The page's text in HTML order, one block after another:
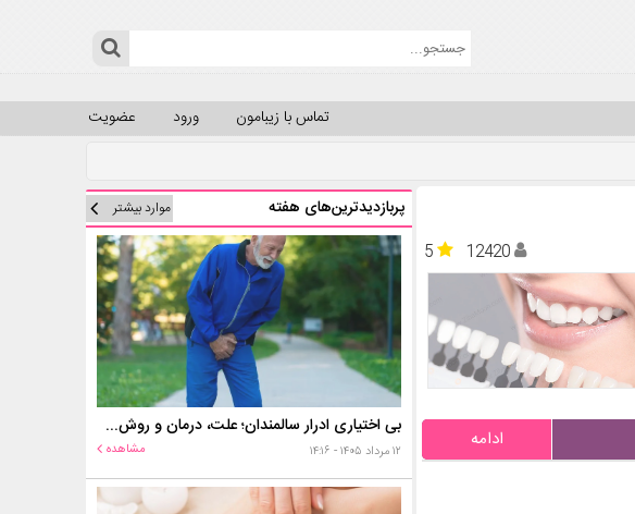
عضویت ورود تماس با زیبامون
5
12420
ادامه
پربازدیدترین‌های هفته موارد بیشتر
بی اختیاری ادرار سالمندان؛ علت، درمان و روش‌های کنترل در منزل
۱۲ مرداد ۱۴۰۵ - ۱۴:۱۶ مشاهده